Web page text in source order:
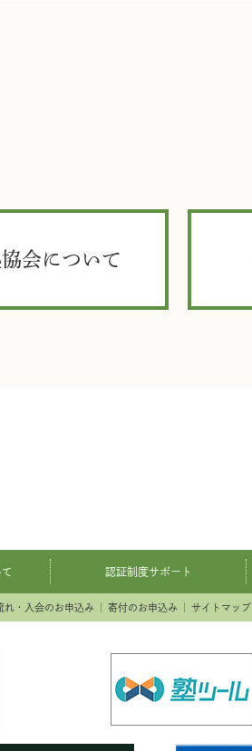
会について
認証制度サポート
れ・入会のお申込み 寄付のお申込み サイトマップ